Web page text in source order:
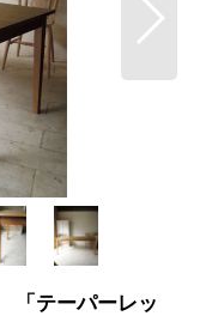
「テーパーレッ